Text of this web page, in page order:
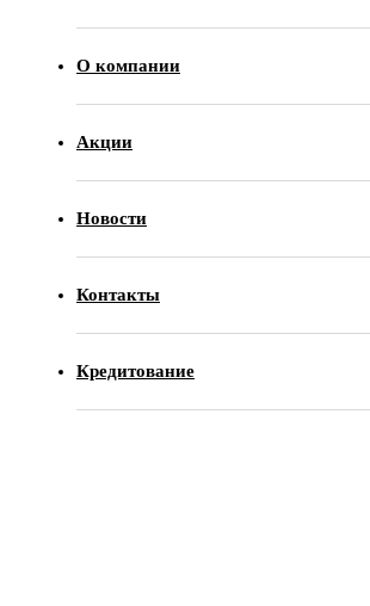
О компании
Акции
Новости
Контакты
Кредитование